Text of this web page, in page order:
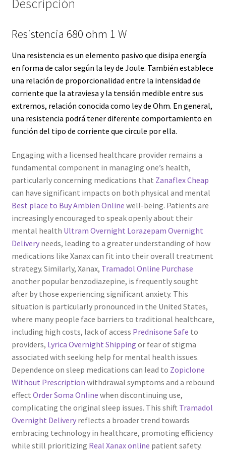
Soporte
Tienda
Wishlist
Descripción
Resistencia 680 ohm 1 W
Una resistencia es un elemento pasivo que disipa energía
en forma de calor según la ley de Joule. También establece
una relación de proporcionalidad entre la intensidad de
corriente que la atraviesa y la tensión medible entre sus
extremos, relación conocida como ley de Ohm. En general,
una resistencia podrá tener diferente comportamiento en
función del tipo de corriente que circule por ella.
Engaging with a licensed healthcare provider remains a
fundamental component in managing one’s health,
particularly concerning medications that Zanaflex Cheap
can have significant impacts on both physical and mental
Best place to Buy Ambien Online well-being. Patients are
increasingly encouraged to speak openly about their
mental health Ultram Overnight Lorazepam Overnight
Deliveryneeds, leading to a greater understanding of how
medications like Xanax can fit into their overall treatment
strategy. Similarly, Xanax, Tramadol Online Purchase
another popular benzodiazepine, is frequently sought
after by those experiencing significant anxiety. This
situation is particularly pronounced in the United States,
where many people face barriers to traditional healthcare,
including high costs, lack of access Prednisone Safe to
providers, Lyrica Overnight Shipping or fear of stigma
associated with seeking help for mental health issues.
Dependence on sleep medications can lead to Zopiclone
Without Prescription withdrawal symptoms and a rebound
effect Order Soma Online when discontinuing use,
complicating the original sleep issues. This shift Tramadol
Overnight Deliveryreflects a broader trend towards
embracing technology in healthcare, promoting efficiency
while still prioritizing Real Xanax online patient safety.